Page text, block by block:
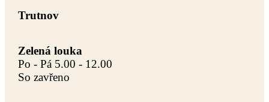
Trutnov
Zelená louka
Po - Pá 5.00 - 12.00
So zavřeno